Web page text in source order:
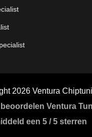
2026 Ventura
Ventura
een 5 /5 sterren